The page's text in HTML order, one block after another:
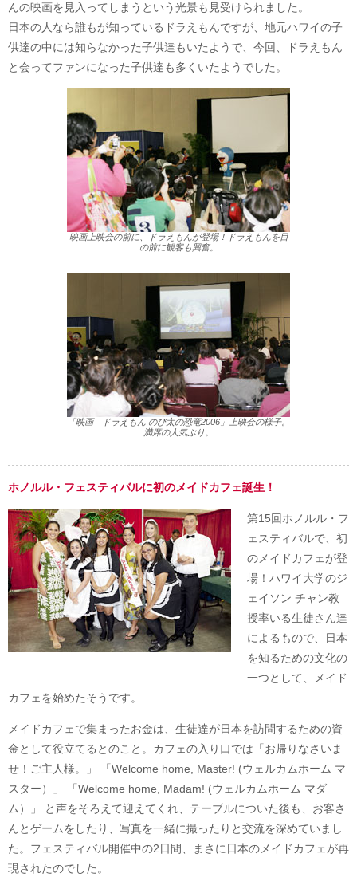
んの映画を見入ってしまうという光景も見受けられました。
日本の人なら誰もが知っているドラえもんですが、地元ハワイの子
供達の中には知らなかった子供達もいたようで、今回、ドラえもん
と会ってファンになった子供達も多くいたようでした。
映画上映会の前に、ドラえもんが登場！ドラえもんを目
の前に観客も興奮。
「映画 ドラえもん のび太の恐竜2006」上映会の様子。
満席の人気ぶり。
ホノルル・フェスティバルに初のメイドカフェ誕生！
第15回ホノルル・フ
ェスティバルで、初
のメイドカフェが登
場！ハワイ大学のジ
ェイソン チャン教
授率いる生徒さん達
によるもので、日本
を知るための文化の
一つとして、メイド
カフェを始めたそうです。
メイドカフェで集まったお金は、生徒達が日本を訪問するための資
金として役立てるとのこと。カフェの入り口では「お帰りなさいま
せ！ご主人様。」 「Welcome home, Master! (ウェルカムホーム マ
スター）」 「Welcome home, Madam! (ウェルカムホーム マダ
ム）」 と声をそろえて迎えてくれ、テーブルについた後も、お客さ
んとゲームをしたり、写真を一緒に撮ったりと交流を深めていまし
た。フェスティバル開催中の2日間、まさに日本のメイドカフェが再
現されたのでした。